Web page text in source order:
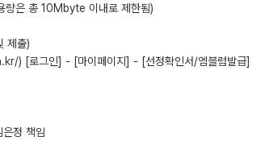
량은 총 10Mbyte 이내로 제한됨)
제출)
) [로그인] - [마이페이지] - [선정확인서/엠블럼발급]
정 책임